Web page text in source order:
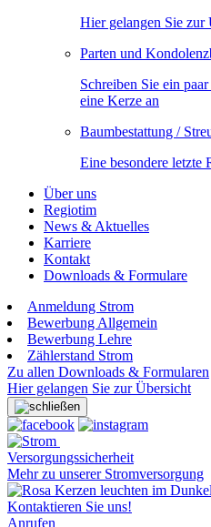
Hier gelangen Sie zur
Parten und
Schreiben Sie ein
eine Kerze an
Baumbestattung /
Eine besondere letzte
Über uns
Regiotim
News & Aktuelles
Karriere
Kontakt
Downloads & Formulare
Anmeldung Strom
Bewerbung Allgemein
Bewerbung Lehre
Zählerstand Strom
Zu allen Downloads & Formularen
Hier gelangen Sie zur Übersicht
Versorgungssicherheit
Mehr zu unserer Stromversorgung
Kontaktieren Sie uns!
Anrufen